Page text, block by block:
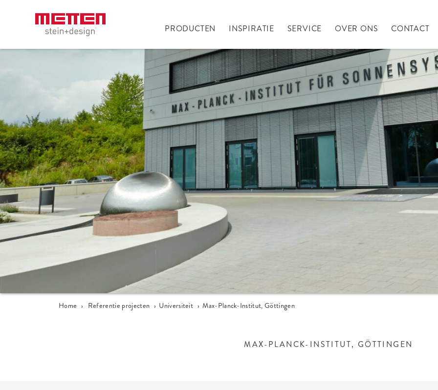
PRODUCTEN INSPIRATIE SERVICE OVER ONS CONTACT
Home › Referentie projecten › Universiteit › Max-Planck-Institut, Göttingen
MAX-PLANCK-INSTITUT, GÖTTINGEN